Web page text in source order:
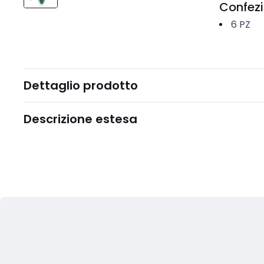
6 PZ
Dettaglio prodotto
Descrizione estesa